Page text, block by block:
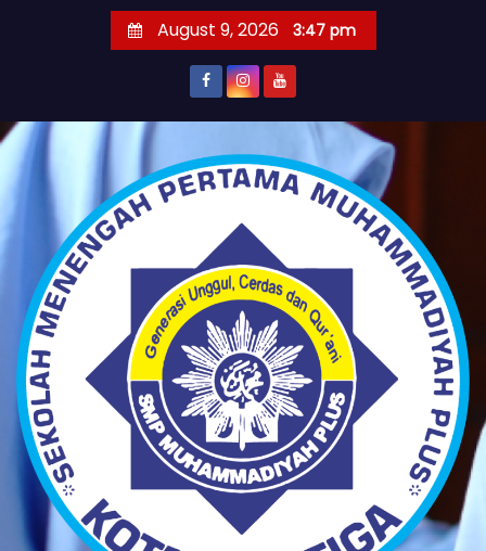
t
August 9, 2026 3:47 pm